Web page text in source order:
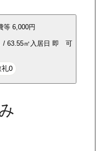
等6,000円
/63.55㎡ 入居日即 可
礼0